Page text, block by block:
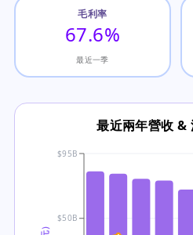
毛利率
67.6%
最近一季
最近兩年營收 &
$50B
$95B